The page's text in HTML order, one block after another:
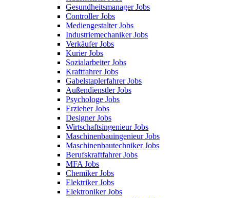
Gesundheitsmanager Jobs
Controller Jobs
Mediengestalter Jobs
Industriemechaniker Jobs
Verkäufer Jobs
Kurier Jobs
Sozialarbeiter Jobs
Kraftfahrer Jobs
Gabelstaplerfahrer Jobs
Außendienstler Jobs
Psychologe Jobs
Erzieher Jobs
Designer Jobs
Wirtschaftsingenieur Jobs
Maschinenbauingenieur Jobs
Maschinenbautechniker Jobs
Berufskraftfahrer Jobs
MFA Jobs
Chemiker Jobs
Elektriker Jobs
Elektroniker Jobs